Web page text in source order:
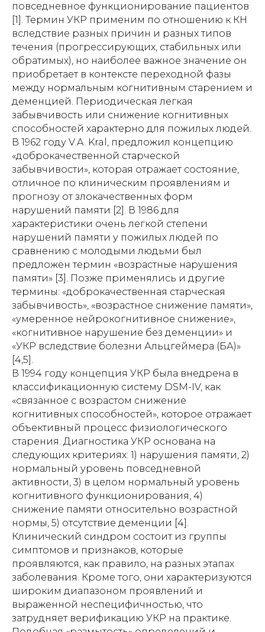
повседневное функционирование пациентов
[1]. Термин УКР применим по отношению к КН
вследствие разных причин и разных типов
течения (прогрессирующих, стабильных или
обратимых), но наиболее важное значение он
приобретает в контексте переходной фазы
между нормальным когнитивным старением и
деменцией. Периодическая легкая
забывчивость или снижение когнитивных
способностей характерно для пожилых людей.
В 1962 году V.A. Kral, предложил концепцию
«доброкачественной старческой
забывчивости», которая отражает состояние,
отличное по клиническим проявлениям и
прогнозу от злокачественных форм
нарушений памяти [2]. В 1986 для
характеристики очень легкой степени
нарушений памяти у пожилых людей по
сравнению с молодыми людьми был
предложен термин «возрастные нарушения
памяти» [3]. Позже применялись и другие
термины: «доброкачественная старческая
забывчивость», «возрастное снижение памяти»,
«умеренное нейрокогнитивное снижение»,
«когнитивное нарушение без деменции» и
«УКР вследствие болезни Альцгеймера (БА)»
[4,5].
В 1994 году концепция УКР была внедрена в
классификационную систему DSM-IV, как
«связанное с возрастом снижение
когнитивных способностей», которое отражает
объективный процесс физиологического
старения. Диагностика УКР основана на
следующих критериях: 1) нарушения памяти, 2)
нормальный уровень повседневной
активности, 3) в целом нормальный уровень
когнитивного функционирования, 4)
снижение памяти относительно возрастной
нормы, 5) отсутствие деменции [4].
Клинический синдром состоит из группы
симптомов и признаков, которые
проявляются, как правило, на разных этапах
заболевания. Кроме того, они характеризуются
широким диапазоном проявлений и
выраженной неспецифичностью, что
затрудняет верификацию УКР на практике.